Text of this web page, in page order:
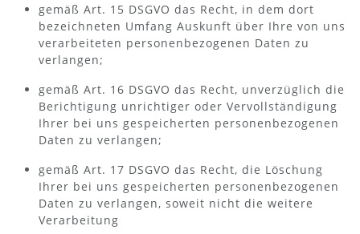
gemäß Art. 15 DSGVO das Recht, in dem dort
bezeichneten Umfang Auskunft über Ihre von uns
verarbeiteten personenbezogenen Daten zu
verlangen;
gemäß Art. 16 DSGVO das Recht, unverzüglich die
Berichtigung unrichtiger oder Vervollständigung
Ihrer bei uns gespeicherten personenbezogenen
Daten zu verlangen;
gemäß Art. 17 DSGVO das Recht, die Löschung
Ihrer bei uns gespeicherten personenbezogenen
Daten zu verlangen, soweit nicht die weitere
Verarbeitung